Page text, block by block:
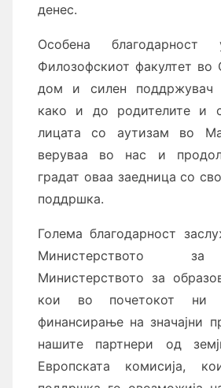
денес.
Особена благодарност
Филозофскиот факултет во
дом и силен поддржувач
како и до родителите и
лицата со аутизам во
веруваа во нас и
градат оваа заедница со
поддршка.
Голема благодарност
Министерството
Министерството за
кои во почетокот ни
финансирање на значајни
нашите партнери од
Европската комисија,